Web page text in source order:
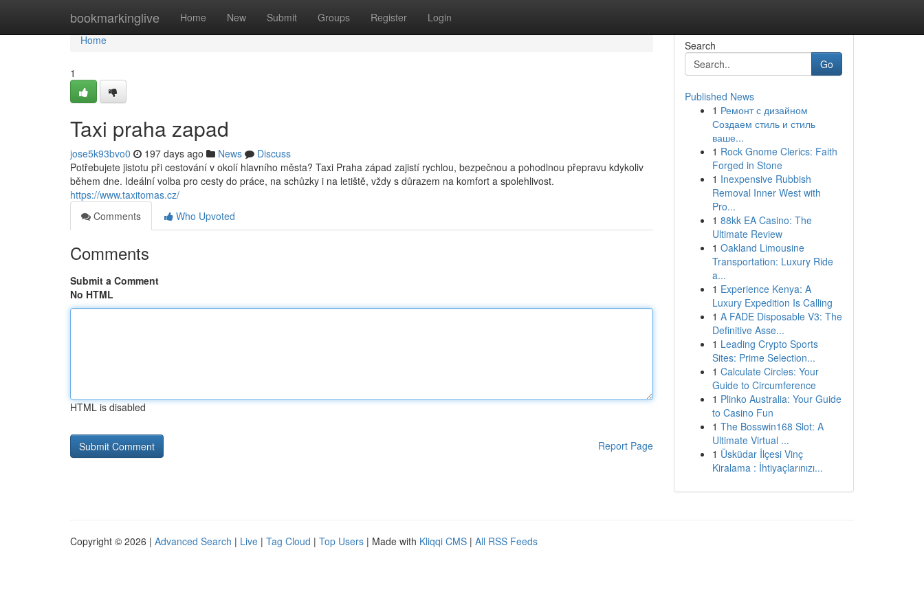
bookmarkinglive Home New Submit Groups Register Login
Home
Home
1
Taxi praha zapad
jose5k93bvo0 197 days ago News
Discuss
Potřebujete jistotu při cestování v okolí hlavního města? Taxi Praha západ zajistí rychlou, bezpečnou a pohodlnou přepravu kdykoliv
během dne. Ideální volba pro cesty do práce, na schůzky i na letiště, vždy s důrazem na komfort a spolehlivost.
https://www.taxitomas.cz/
Comments
Who Upvoted
Comments
Submit a Comment
No HTML
HTML is disabled
Report Page
Search
Go
Published News
1 Ремонт с дизайном
Создаем стиль и стиль
ваше...
1 Rock Gnome Clerics: Faith
Forged in Stone
1 Inexpensive Rubbish
Removal Inner West with
Pro...
1 88kk EA Casino: The
Ultimate Review
1 Oakland Limousine
Transportation: Luxury Ride
a...
1 Experience Kenya: A
Luxury Expedition Is Calling
1 A FADE Disposable V3: The
Definitive Asse...
1 Leading Crypto Sports
Sites: Prime Selection...
1 Calculate Circles: Your
Guide to Circumference
1 Plinko Australia: Your Guide
to Casino Fun
1 The Bosswin168 Slot: A
Ultimate Virtual ...
1 Üsküdar İlçesi Vinç
Kiralama : İhtiyaçlarınızı...
Copyright © 2026 | Advanced Search | Live | Tag Cloud | Top Users | Made with Kliqqi CMS | All RSS Feeds